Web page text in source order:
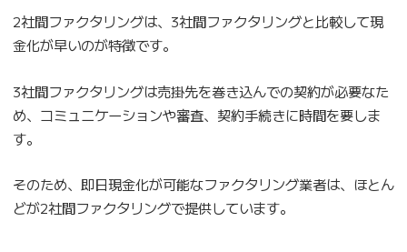
2社間ファクタリングは、3社間ファクタリングと比較して現
金化が早いのが特徴です。
3社間ファクタリングは売掛先を巻き込んでの契約が必要なた
め、コミュニケーションや審査、契約手続きに時間を要しま
す。
そのため、即日現金化が可能なファクタリング業者は、ほとん
どが2社間ファクタリングで提供しています。